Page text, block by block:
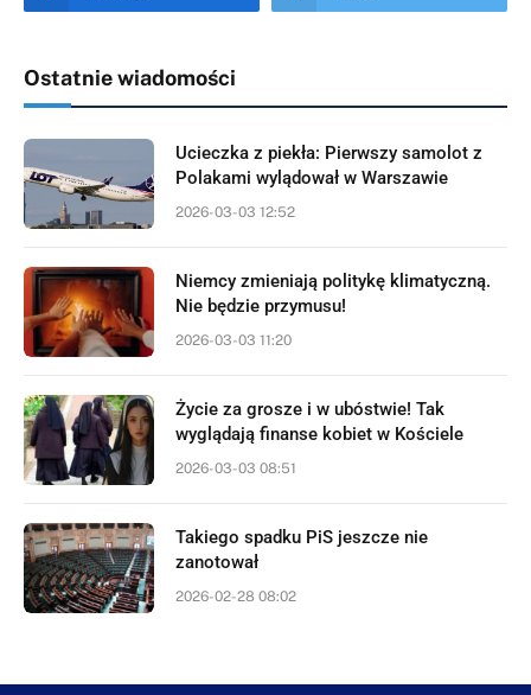
Ostatnie wiadomości
Ucieczka z piekła: Pierwszy samolot z
Polakami wylądował w Warszawie
2026-03-03 12:52
Niemcy zmieniają politykę klimatyczną.
Nie będzie przymusu!
2026-03-03 11:20
Życie za grosze i w ubóstwie! Tak
wyglądają finanse kobiet w Kościele
2026-03-03 08:51
Takiego spadku PiS jeszcze nie
zanotował
2026-02-28 08:02